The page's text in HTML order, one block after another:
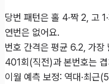
당번 패턴은 홀 4·짝 2, 고
연번은 없어요.
번호 간격은 평균 6.2, 가장
401회(직전)과 본번호는
이월 예측 보정: 역대·최근